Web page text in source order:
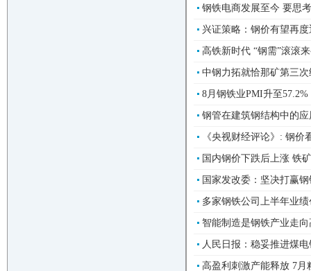
钢铁电商发展至今 要思
兴证策略：钢价有望再
高铁新时代 “钢需”滚滚
中钢力拓就恰那矿第三
8月钢铁业PMI升至
钢管在建筑钢结构中的
《央视财经评论》: 钢
国内钢价下跌后上涨 铁
国家发改委：坚决打赢
多家钢铁公司上半年业
智能制造是钢铁产业走
人民日报：稳妥推进煤
高盈利刺激产能释放 7月